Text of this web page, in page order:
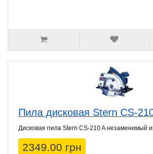
Пила дисковая Stern CS-
Дисковая пила Stern CS-210 A незаменимый
2349.00 грн